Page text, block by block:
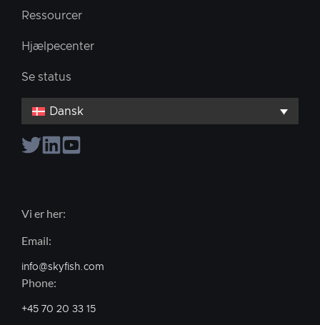
Ressourcer
Hjælpecenter
Se status
Dansk
Vi er her:
Email:
info@skyfish.com
Phone:
+45 70 20 33 15